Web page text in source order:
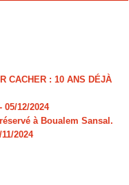
CACHER : 10 ANS DÉJÀ
- 05/12/2024
à Boualem Sansal.
2024